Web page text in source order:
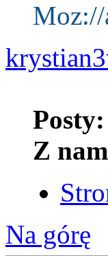
Moz:
Posty:
Z
Na górę